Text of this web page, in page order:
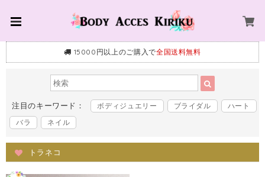
15000円以上のご購入で全国送料無料
注目のキーワード： ボディジュエリー ブライダル
ハート
バラ
ネイル
トラネコ